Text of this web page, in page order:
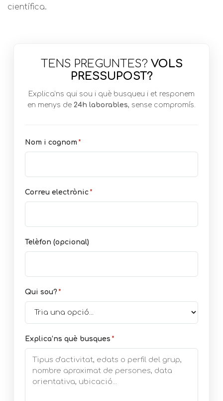
científica.
TENS PREGUNTES? VOLS
PRESSUPOST?
Explica’ns qui sou i què busqueu i et responem
en menys de 24h laborables, sense compromís.
Nom i cognom *
Correu electrònic *
Telèfon (opcional)
Qui sou? *
Explica’ns què busques *